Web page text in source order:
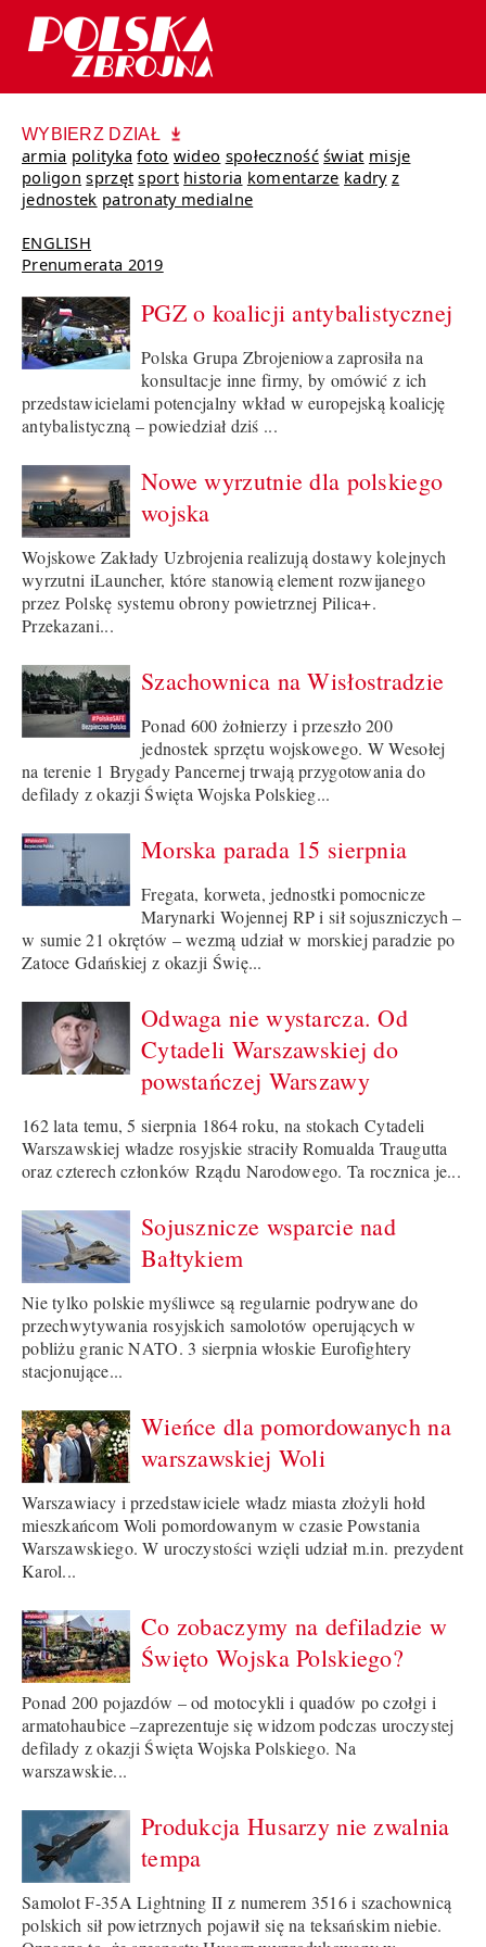
WYBIERZ DZIAŁ
armia polityka foto wideo społeczność świat misje
poligon sprzęt sport historia komentarze kadry z
jednostek patronaty medialne
ENGLISH
Prenumerata 2019
PGZ o koalicji antybalistycznej
Polska Grupa Zbrojeniowa zaprosiła na
konsultacje inne firmy, by omówić z ich
przedstawicielami potencjalny wkład w europejską koalicję
antybalistyczną – powiedział dziś ...
Nowe wyrzutnie dla polskiego
wojska
Wojskowe Zakłady Uzbrojenia realizują dostawy kolejnych
wyrzutni iLauncher, które stanowią element rozwijanego
przez Polskę systemu obrony powietrznej Pilica+.
Przekazani...
Szachownica na Wisłostradzie
Ponad 600 żołnierzy i przeszło 200
jednostek sprzętu wojskowego. W Wesołej
na terenie 1 Brygady Pancernej trwają przygotowania do
defilady z okazji Święta Wojska Polskieg...
Morska parada 15 sierpnia
Fregata, korweta, jednostki pomocnicze
Marynarki Wojennej RP i sił sojuszniczych –
w sumie 21 okrętów – wezmą udział w morskiej paradzie po
Zatoce Gdańskiej z okazji Świę...
Odwaga nie wystarcza. Od
Cytadeli Warszawskiej do
powstańczej Warszawy
162 lata temu, 5 sierpnia 1864 roku, na stokach Cytadeli
Warszawskiej władze rosyjskie straciły Romualda Traugutta
oraz czterech członków Rządu Narodowego. Ta rocznica je...
Sojusznicze wsparcie nad
Bałtykiem
Nie tylko polskie myśliwce są regularnie podrywane do
przechwytywania rosyjskich samolotów operujących w
pobliżu granic NATO. 3 sierpnia włoskie Eurofightery
stacjonujące...
Wieńce dla pomordowanych na
warszawskiej Woli
Warszawiacy i przedstawiciele władz miasta złożyli hołd
mieszkańcom Woli pomordowanym w czasie Powstania
Warszawskiego. W uroczystości wzięli udział m.in. prezydent
Karol...
Co zobaczymy na defiladzie w
Święto Wojska Polskiego?
Ponad 200 pojazdów – od motocykli i quadów po czołgi i
armatohaubice –zaprezentuje się widzom podczas uroczystej
defilady z okazji Święta Wojska Polskiego. Na
warszawskie...
Produkcja Husarzy nie zwalnia
tempa
Samolot F-35A Lightning II z numerem 3516 i szachownicą
polskich sił powietrznych pojawił się na teksańskim niebie.